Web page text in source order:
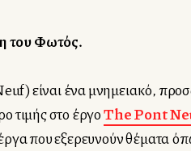
του Φωτός.
είναι ένα μνημειακό,
τιμής στο έργοThe Pont
που εξερευνούν